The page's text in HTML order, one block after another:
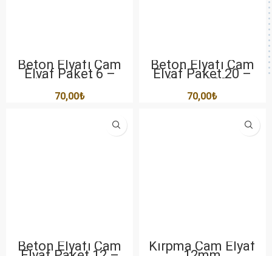
Beton Elyafı Cam
Elyaf Paket 6 –
10mm 900gr
70,00₺
Beton Elyafı Cam
Elyaf Paket 20 –
40mm 900gr
70,00₺
Beton Elyafı Cam Kırpma Cam Elyaf